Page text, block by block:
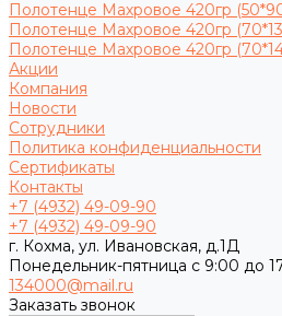
Полотенце Махровое 420гр
Полотенце Махровое 420гр
Полотенце Махровое 420гр
Акции
Компания
Новости
Сотрудники
Политика конфиденциальности
Сертификаты
Контакты
+7 (4932) 49-09-90
+7 (4932) 49-09-90
г. Кохма, ул. Ивановская, д.1Д
Понедельник-пятница с 9:00 до
134000@mail.ru
Заказать звонок